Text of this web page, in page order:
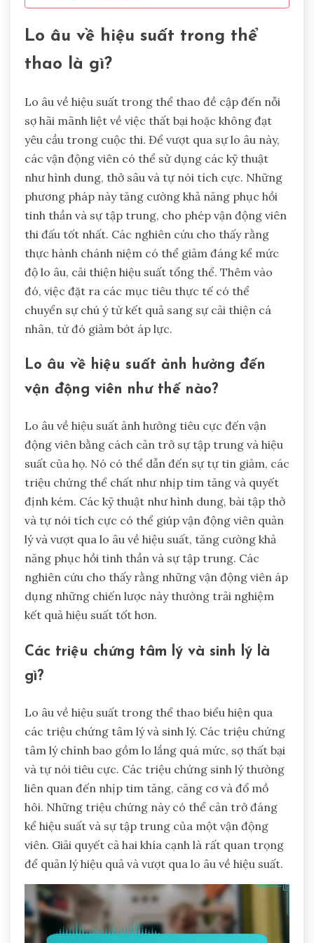
Lo âu về hiệu suất trong thể
thao là gì?
Lo âu về hiệu suất trong thể thao đề cập đến nỗi
sợ hãi mãnh liệt về việc thất bại hoặc không đạt
yêu cầu trong cuộc thi. Để vượt qua sự lo âu này,
các vận động viên có thể sử dụng các kỹ thuật
như hình dung, thở sâu và tự nói tích cực. Những
phương pháp này tăng cường khả năng phục hồi
tinh thần và sự tập trung, cho phép vận động viên
thi đấu tốt nhất. Các nghiên cứu cho thấy rằng
thực hành chánh niệm có thể giảm đáng kể mức
độ lo âu, cải thiện hiệu suất tổng thể. Thêm vào
đó, việc đặt ra các mục tiêu thực tế có thể
chuyển sự chú ý từ kết quả sang sự cải thiện cá
nhân, từ đó giảm bớt áp lực.
Lo âu về hiệu suất ảnh hưởng đến
vận động viên như thế nào?
Lo âu về hiệu suất ảnh hưởng tiêu cực đến vận
động viên bằng cách cản trở sự tập trung và hiệu
suất của họ. Nó có thể dẫn đến sự tự tin giảm, các
triệu chứng thể chất như nhịp tim tăng và quyết
định kém. Các kỹ thuật như hình dung, bài tập thở
và tự nói tích cực có thể giúp vận động viên quản
lý và vượt qua lo âu về hiệu suất, tăng cường khả
năng phục hồi tinh thần và sự tập trung. Các
nghiên cứu cho thấy rằng những vận động viên áp
dụng những chiến lược này thường trải nghiệm
kết quả hiệu suất tốt hơn.
Các triệu chứng tâm lý và sinh lý là
gì?
Lo âu về hiệu suất trong thể thao biểu hiện qua
các triệu chứng tâm lý và sinh lý. Các triệu chứng
tâm lý chính bao gồm lo lắng quá mức, sợ thất bại
và tự nói tiêu cực. Các triệu chứng sinh lý thường
liên quan đến nhịp tim tăng, căng cơ và đổ mồ
hôi. Những triệu chứng này có thể cản trở đáng
kể hiệu suất và sự tập trung của một vận động
viên. Giải quyết cả hai khía cạnh là rất quan trọng
để quản lý hiệu quả và vượt qua lo âu về hiệu suất.